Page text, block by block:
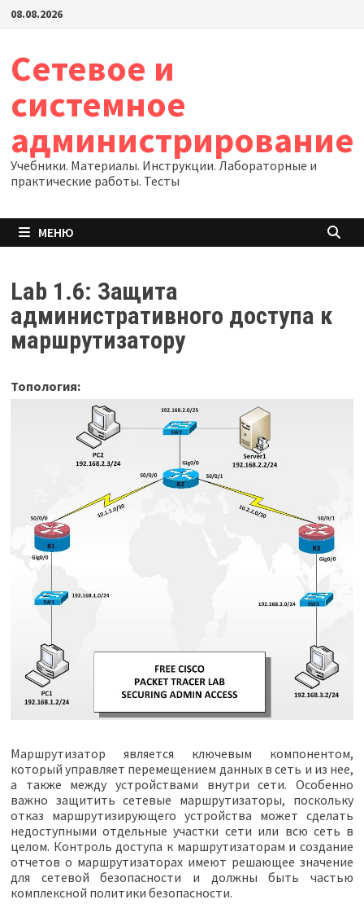
Перейти
08.08.2026
Сетевое и
системное
администрирование
Учебники. Материалы. Инструкции. Лабораторные и
практические работы. Тесты
МЕНЮ
Lab 1.6: Защита
административного доступа к
маршрутизатору
Топология:
Маршрутизатор является ключевым компонентом,
который управляет перемещением данных в сеть и из нее,
а также между устройствами внутри сети. Особенно
важно защитить сетевые маршрутизаторы, поскольку
отказ маршрутизирующего устройства может сделать
недоступными отдельные участки сети или всю сеть в
целом. Контроль доступа к маршрутизаторам и создание
отчетов о маршрутизаторах имеют решающее значение
для сетевой безопасности и должны быть частью
комплексной политики безопасности.